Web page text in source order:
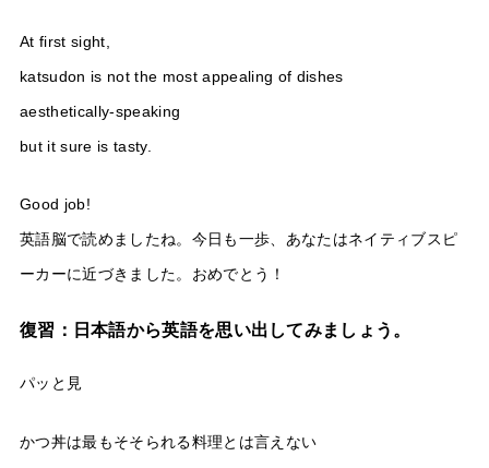
At first sight,
katsudon is not the most appealing of dishes
aesthetically-speaking
but it sure is tasty.
Good job!
英語脳で読めましたね。今日も一歩、あなたはネイティブスピ
ーカーに近づきました。おめでとう！
復習：日本語から英語を思い出してみましょう。
パッと見
かつ丼は最もそそられる料理とは言えない